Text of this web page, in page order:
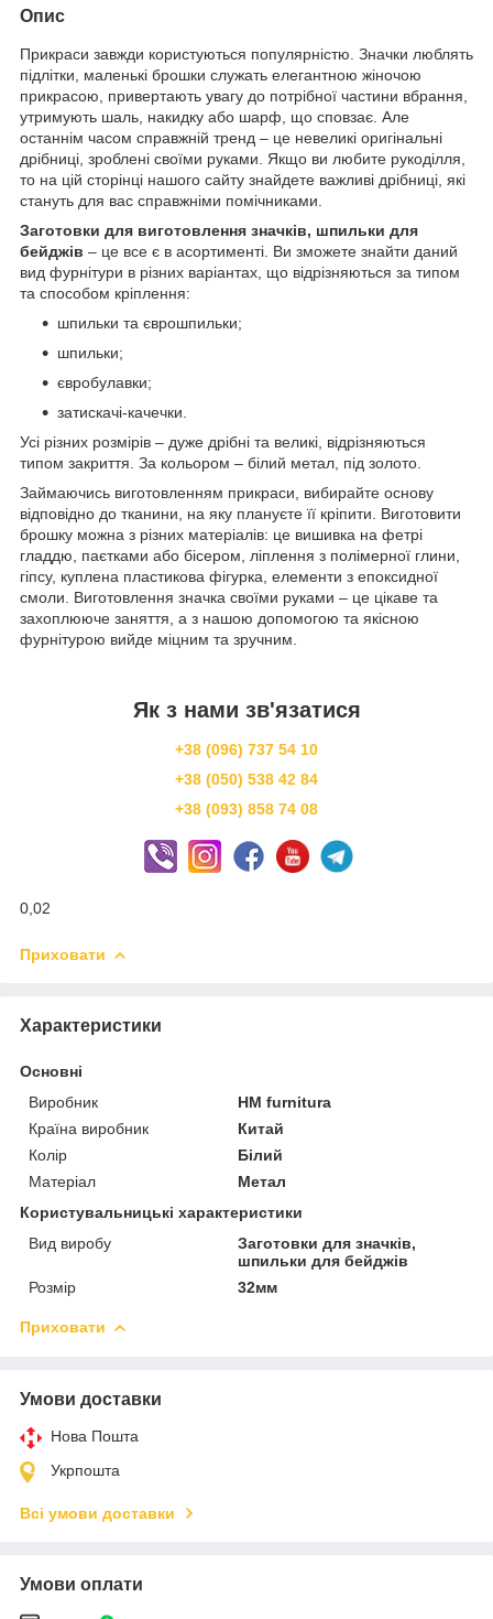
Опис
Прикраси завжди користуються популярністю. Значки люблять
підлітки, маленькі брошки служать елегантною жіночою
прикрасою, привертають увагу до потрібної частини вбрання,
утримують шаль, накидку або шарф, що сповзає. Але
останнім часом справжній тренд – це невеликі оригінальні
дрібниці, зроблені своїми руками. Якщо ви любите рукоділля,
то на цій сторінці нашого сайту знайдете важливі дрібниці, які
стануть для вас справжніми помічниками.
Заготовки для виготовлення значків, шпильки для
бейджів – це все є в асортименті. Ви зможете знайти даний
вид фурнітури в різних варіантах, що відрізняються за типом
та способом кріплення:
шпильки та єврошпильки;
шпильки;
євробулавки;
затискачі-качечки.
Усі різних розмірів – дуже дрібні та великі, відрізняються
типом закриття. За кольором – білий метал, під золото.
Займаючись виготовленням прикраси, вибирайте основу
відповідно до тканини, на яку плануєте її кріпити. Виготовити
брошку можна з різних матеріалів: це вишивка на фетрі
гладдю, паєтками або бісером, ліплення з полімерної глини,
гіпсу, куплена пластикова фігурка, елементи з епоксидної
смоли. Виготовлення значка своїми руками – це цікаве та
захоплююче заняття, а з нашою допомогою та якісною
фурнітурою вийде міцним та зручним.
Як з нами зв'язатися
+38 (096) 737 54 10
+38 (050) 538 42 84
+38 (093) 858 74 08
0,02
Приховати
Характеристики
Основні
Виробник
HM furnitura
Країна виробник
Китай
Колір
Білий
Матеріал
Метал
Користувальницькі характеристики
Вид виробу
Заготовки для значків,
шпильки для бейджів
Розмір
32мм
Приховати
Умови доставки
Нова Пошта
Укрпошта
Всі умови доставки
Умови оплати